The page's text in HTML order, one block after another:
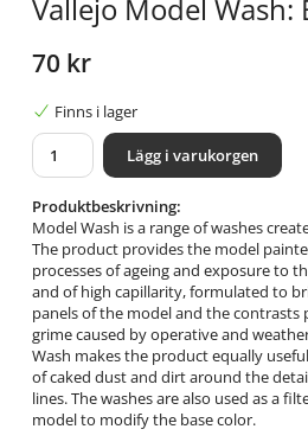
Vallejo Model Wash:
70 kr
Finns i lager
Lägg i varukorgen
Produktbeskrivning:
Model Wash is a range of washes
The product provides the model
processes of ageing and exposure to
and of high capillarity, formulated to
panels of the model and the
grime caused by operative and
Wash makes the product equally
of caked dust and dirt around the
lines. The washes are also used as a
model to modify the base color.